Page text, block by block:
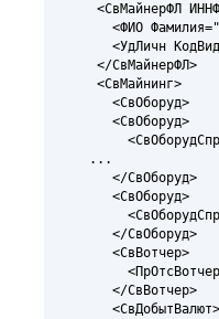
<СвМайнерФЛ
<ФИО
<УдЛичн
    </СвМайнерФЛ>
    <СвМайнинг>
      <СвОборуд>
      <СвОборуд>
   ...
      </СвОборуд>
      <СвОборуд>
      </СвОборуд>
      <СвВотчер>
      </СвВотчер>
      <СвДобытВалют>